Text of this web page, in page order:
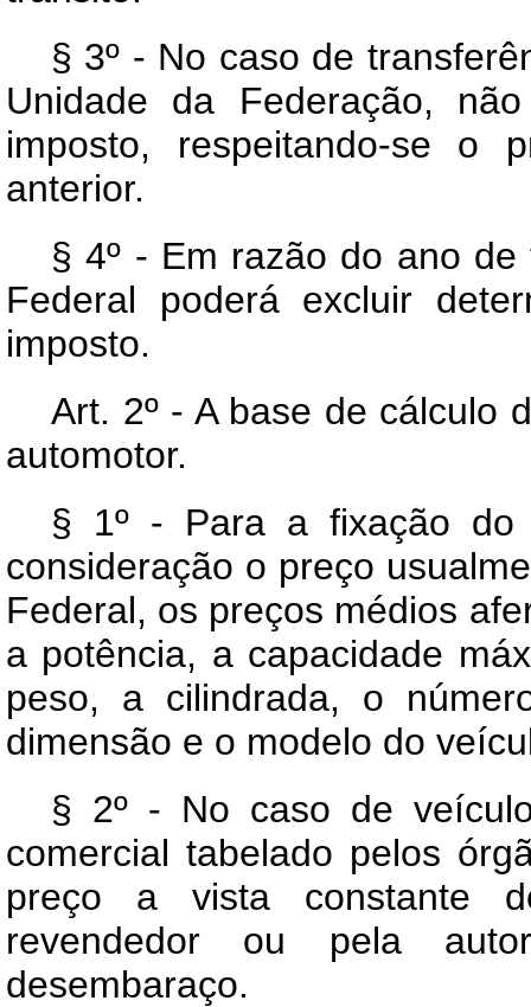
§ 3º - No caso de
Unidade da Federação,
imposto, respeitando-se o
anterior.
§ 4º - Em razão do ano
Federal poderá excluir
imposto.
Art. 2º - A base de cálculo
automotor.
§ 1º - Para a fixação do
consideração o preço
Federal, os preços médios
a potência, a capacidade
peso, a cilindrada, o
dimensão e o modelo do
§ 2º - No caso de
comercial tabelado pelos
preço a vista constante
revendedor ou pela
desembaraço.